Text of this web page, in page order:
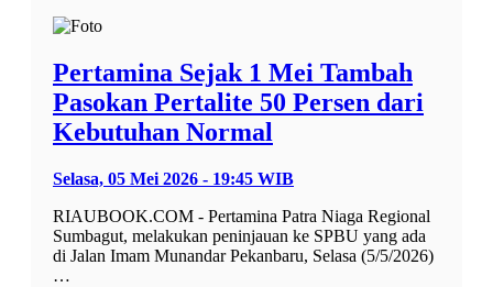
Pertamina Sejak 1 Mei Tambah
Pasokan Pertalite 50 Persen dari
Kebutuhan Normal
Selasa, 05 Mei 2026 - 19:45 WIB
RIAUBOOK.COM - Pertamina Patra Niaga Regional
Sumbagut, melakukan peninjauan ke SPBU yang ada
di Jalan Imam Munandar Pekanbaru, Selasa (5/5/2026)
…